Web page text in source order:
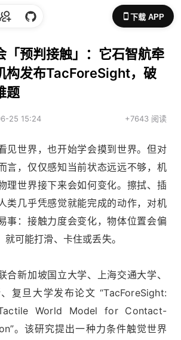
下载 APP
「预判接触」：它石智航牵
构发布TacForeSight，破
题
25 15:24 +7643 阅读
见世界，也开始学会摸到世界。但对
言，仅仅感知当前状态远远不够，机
理世界接下来会如何变化。擦拭、插
类几乎凭感觉就能完成的动作，对机
事：接触力度会变化，物体位置会偏
可能打滑、卡住或丢失。
合新加坡国立大学、上海交通大学、
复旦大学发布论文 “TacForeSight:
World Model for Contact-
。该研究提出一种力条件触觉世界